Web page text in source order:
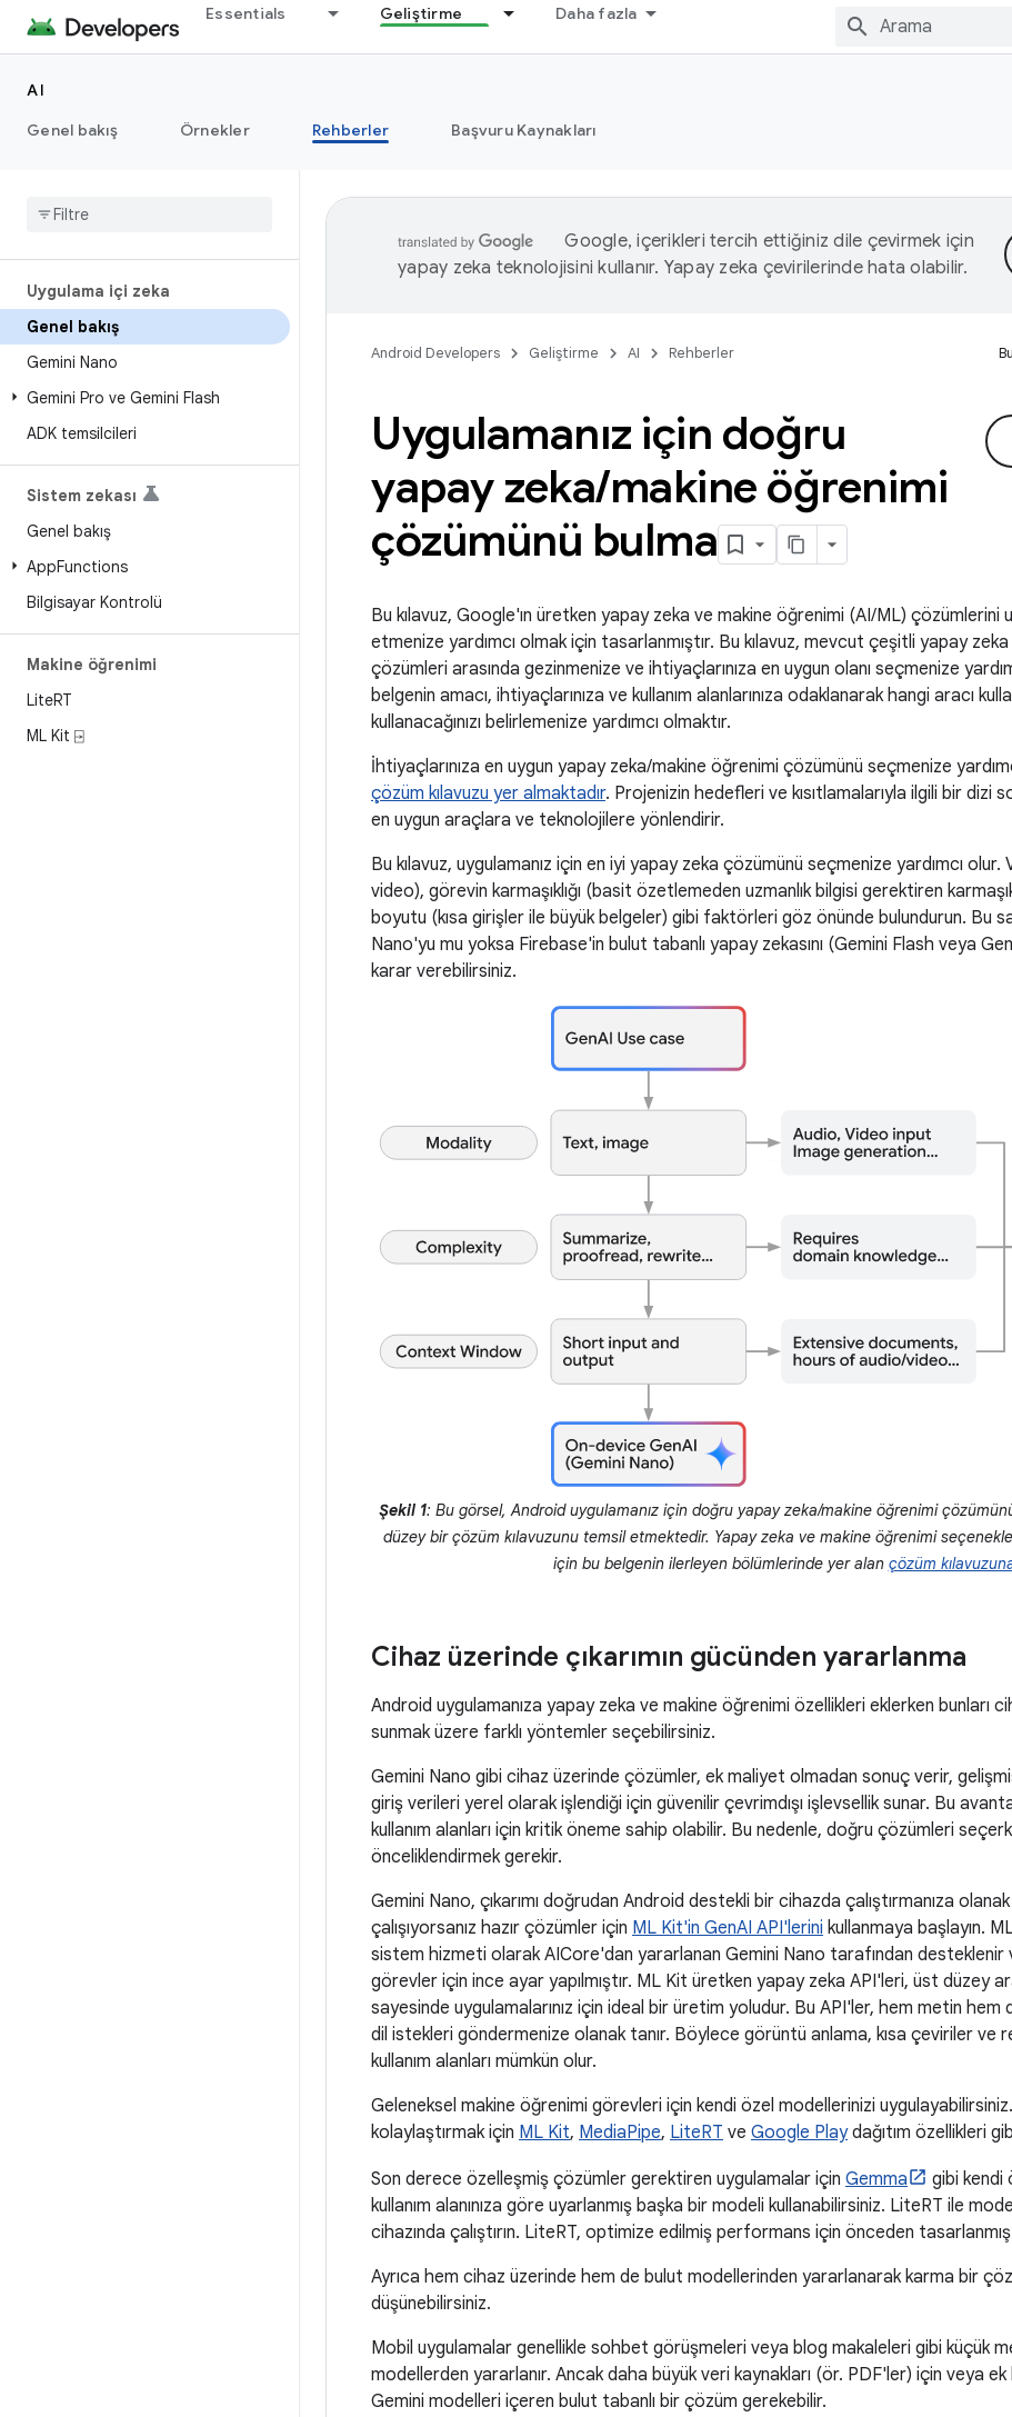
Essentials Geliştirme Daha fazla
AI
Genel bakış
Örnekler Rehberler Başvuru Kaynakları
Uygulama içi zeka
Genel bakış
Gemini Nano
Gemini Pro ve Gemini Flash
ADK temsilcileri
Sistem zekası
Genel bakış
AppFunctions
Bilgisayar Kontrolü
Makine öğrenimi
LiteRT
ML Kit ⍈
Google, içerikleri tercih ettiğiniz dile çevirmek için
yapay zeka teknolojisini kullanır. Yapay zeka çevirilerinde hata olabilir.
Android Developers Geliştirme AI Rehberler
Uygulamanız için doğru
yapay zeka/makine öğrenimi
çözümünü bulma
Bu kılavuz, Google'ın üretken yapay zeka ve makine öğrenimi (AI/ML) çözümlerini
etmenize yardımcı olmak için tasarlanmıştır. Bu kılavuz, mevcut çeşitli yapay
çözümleri arasında gezinmenize ve ihtiyaçlarınıza en uygun olanı seçmenize
belgenin amacı, ihtiyaçlarınıza ve kullanım alanlarınıza odaklanarak hangi aracı
kullanacağınızı belirlemenize yardımcı olmaktır.
İhtiyaçlarınıza en uygun yapay zeka/makine öğrenimi çözümünü seçmenize
çözüm kılavuzu yer almaktadır. Projenizin hedefleri ve kısıtlamalarıyla ilgili bir dizi
en uygun araçlara ve teknolojilere yönlendirir.
Bu kılavuz, uygulamanız için en iyi yapay zeka çözümünü seçmenize yardımcı
video), görevin karmaşıklığı (basit özetlemeden uzmanlık bilgisi gerektiren
boyutu (kısa girişler ile büyük belgeler) gibi faktörleri göz önünde bulundurun. Bu
Nano'yu mu yoksa Firebase'in bulut tabanlı yapay zekasını (Gemini Flash veya
karar verebilirsiniz.
Şekil 1: Bu görsel, Android uygulamanız için doğru yapay zeka/makine öğrenimi
düzey bir çözüm kılavuzunu temsil etmektedir. Yapay zeka ve makine öğrenimi
için bu belgenin ilerleyen bölümlerinde yer alan çözüm
Cihaz üzerinde çıkarımın gücünden yararlanma
Android uygulamanıza yapay zeka ve makine öğrenimi özellikleri eklerken bunları
sunmak üzere farklı yöntemler seçebilirsiniz.
Gemini Nano gibi cihaz üzerinde çözümler, ek maliyet olmadan sonuç verir,
giriş verileri yerel olarak işlendiği için güvenilir çevrimdışı işlevsellik sunar. Bu
kullanım alanları için kritik öneme sahip olabilir. Bu nedenle, doğru çözümleri
önceliklendirmek gerekir.
Gemini Nano, çıkarımı doğrudan Android destekli bir cihazda çalıştırmanıza
çalışıyorsanız hazır çözümler için ML Kit'in GenAI API'lerini kullanmaya başlayın.
sistem hizmeti olarak AICore'dan yararlanan Gemini Nano tarafından desteklenir
görevler için ince ayar yapılmıştır. ML Kit üretken yapay zeka API'leri, üst düzey
sayesinde uygulamalarınız için ideal bir üretim yoludur. Bu API'ler, hem metin
dil istekleri göndermenize olanak tanır. Böylece görüntü anlama, kısa çeviriler ve
kullanım alanları mümkün olur.
Geleneksel makine öğrenimi görevleri için kendi özel modellerinizi
kolaylaştırmak için ML Kit, MediaPipe, LiteRT ve Google Playdağıtım özellikleri
Son derece özelleşmiş çözümler gerektiren uygulamalar için Gemma
gibi kendi
kullanım alanınıza göre uyarlanmış başka bir modeli kullanabilirsiniz. LiteRT ile
cihazında çalıştırın. LiteRT, optimize edilmiş performans için önceden
Ayrıca hem cihaz üzerinde hem de bulut modellerinden yararlanarak karma bir
düşünebilirsiniz.
Mobil uygulamalar genellikle sohbet görüşmeleri veya blog makaleleri gibi küçük
modellerden yararlanır. Ancak daha büyük veri kaynakları (ör. PDF'ler) için veya
Gemini modelleri içeren bulut tabanlı bir çözüm gerekebilir.